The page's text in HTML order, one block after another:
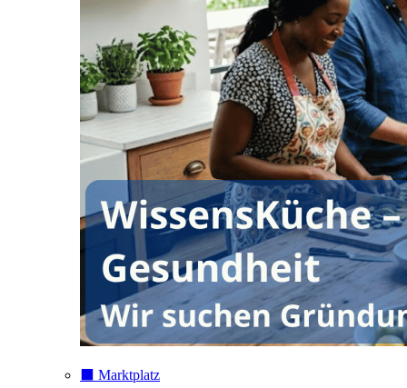
⬛️ Marktplatz